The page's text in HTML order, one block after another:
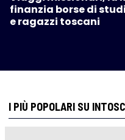
finanzia borse di
e ragazzi toscani
I PIÙ POPOLARI SU